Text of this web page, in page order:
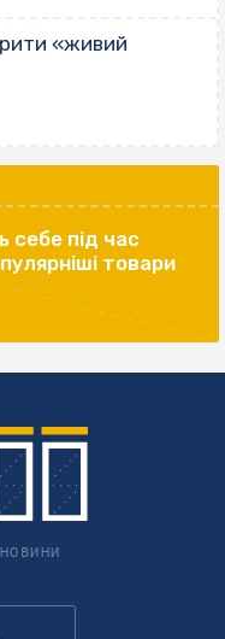
«живий
себе під час
товари
НОВИНИ